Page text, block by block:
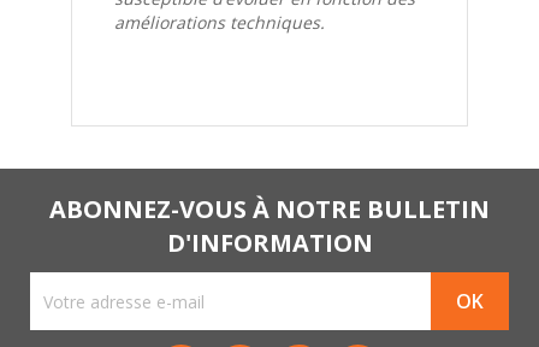
améliorations techniques.
ABONNEZ-VOUS À NOTRE BULLETIN
D'INFORMATION